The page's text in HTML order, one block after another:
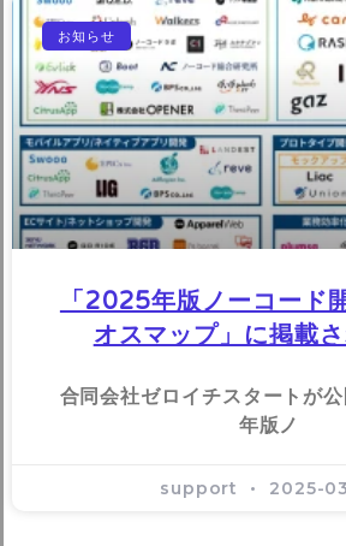
お知らせ
「2025年版ノーコード
オスマップ」に掲載
合同会社ゼロイチスタートが
年版ノ
support 2025-